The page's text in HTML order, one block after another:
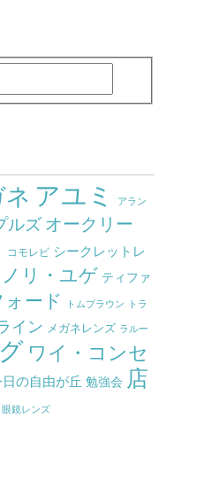
アユミ アラン
ルズ オークリー
コモレビ シークレットレ
リ・ユゲ ティファ
ォード トムブラウン トラ
イン メガネレンズ ラルー
ワイ・コンセ
の自由が丘 勉強会 店
眼鏡レンズ